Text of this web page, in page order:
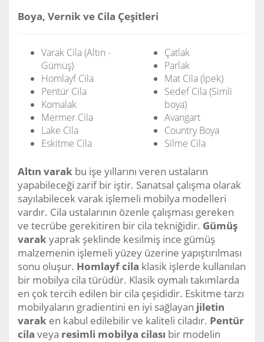
Boya, Vernik ve Cila Çeşitleri
Varak Cila (Altın -
Gümüş)
Homlayf Cila
Pentür Cila
Komalak
Mermer Cila
Lake Cila
Eskitme Cila
Çatlak
Parlak
Mat Cila (İpek)
Sedef Cila (Simli
boya)
Avangart
Country Boya
Silme Cila
Altın varak bu işe yıllarını veren ustaların
yapabileceği zarif bir iştir. Sanatsal çalışma olarak
sayılabilecek varak işlemeli mobilya modelleri
vardır. Cila ustalarının özenle çalışması gereken
ve tecrübe gerekitiren bir cila tekniğidir. Gümüş
varakyaprak şeklinde kesilmiş ince gümüş
malzemenin işlemeli yüzey üzerine yapıştırılması
sonu oluşur. Homlayf cila klasik işlerde kullanılan
bir mobilya cila türüdür. Klasik oymalı takımlarda
en çok tercih edilen bir cila çeşididir. Eskitme tarzı
mobilyaların gradientini en iyi sağlayan jiletin
varak en kabul edilebilir ve kaliteli ciladır. Pentür
cila veya resimli mobilya cilası bir modelin